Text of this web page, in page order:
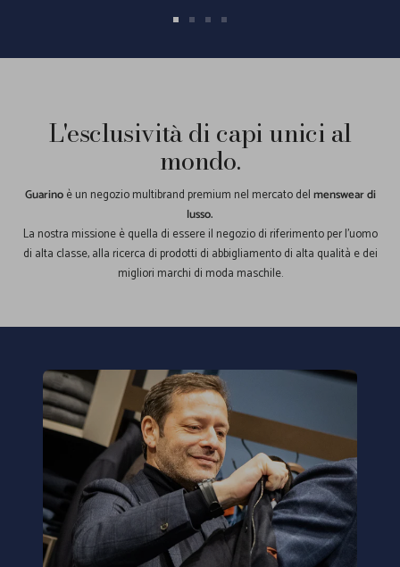
Vai Vai Vai Vai
L'esclusività di capi unici al
mondo.
Guarinoè un negozio multibrand premium nel mercato delmenswear di
lusso.
La nostra missione è quella di essere il negozio di riferimento per l'uomo
di alta classe, alla ricerca di prodotti di abbigliamento di alta qualità e dei
migliori marchi di moda maschile.